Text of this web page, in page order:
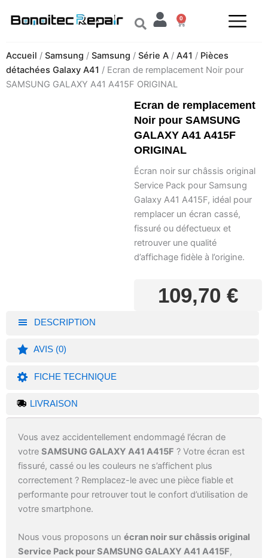
0
Panier
Accueil / Samsung / Samsung / Série A / A41 / Pièces
détachées Galaxy A41 / Ecran de remplacement Noir pour
SAMSUNG GALAXY A41 A415F ORIGINAL
Ecran de remplacement
Noir pour SAMSUNG
GALAXY A41 A415F
ORIGINAL
Écran noir sur châssis original
Service Pack pour Samsung
Galaxy A41 A415F, idéal pour
remplacer un écran cassé,
fissuré ou défectueux et
retrouver une qualité
d’affichage fidèle à l’origine.
109,70 €
DESCRIPTION
AVIS (0)
FICHE TECHNIQUE
LIVRAISON
Vous avez accidentellement endommagé l’écran de
votre SAMSUNG GALAXY A41 A415F ? Votre écran est
fissuré, cassé ou les couleurs ne s’affichent plus
correctement ? Remplacez-le avec une pièce fiable et
performante pour retrouver tout le confort d’utilisation de
votre smartphone.
Nous vous proposons un écran noir sur châssis original
Service Pack pour SAMSUNG GALAXY A41 A415F,